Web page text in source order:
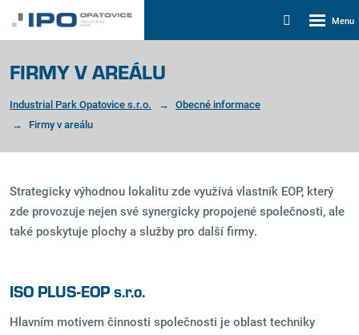
Vyhledávání
menu
FIRMY V AREÁLU
Industrial Park Opatovice s.r.o.
Obecné informace
Firmy v areálu
Strategicky výhodnou lokalitu zde využívá vlastník EOP, který
zde provozuje nejen své synergicky propojené společnosti, ale
také poskytuje plochy a služby pro další firmy.
ISO PLUS-EOP s.r.o.
Hlavním motivem činnosti společnosti je oblast techniky